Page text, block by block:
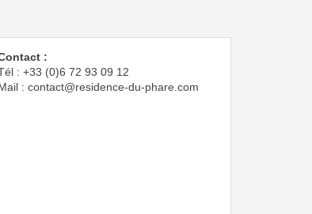
:
: +33 (0)6 72 93 09 12
: contact@residence-du-phare.com